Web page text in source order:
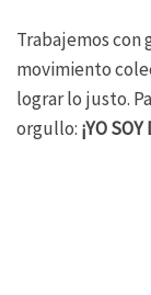
Trabajemos con
movimiento
lograr lo justo.
orgullo: ¡YO